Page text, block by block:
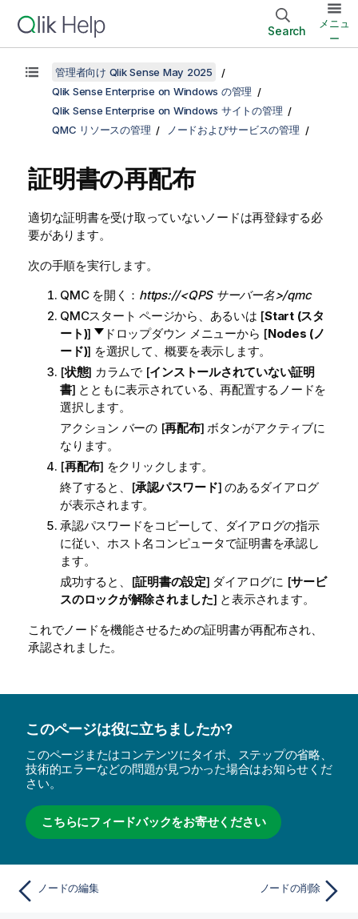
Search
メニュ
ー
管理者向け Qlik Sense May 2025
Qlik Sense Enterprise on Windows の管理
Qlik Sense Enterprise on Windows サイトの管理
QMC リソースの管理
ノードおよびサービスの管理
証明書の再配布
適切な証明書を受け取っていないノードは再登録する必
要があります。
次の手順を実行します。
QMCを開く： https://<QPS サーバー名>/qmc
QMCスタート ページから、あるいは [Start (スタ
ート)] ドロップダウン メニューから [Nodes (ノ
ード)] を選択して、概要を表示します。
[状態] カラムで [インストールされていない証明
書] とともに表示されている、再配置するノードを
選択します。
アクション バーの [再配布] ボタンがアクティブに
なります。
[再配布] をクリックします。
終了すると、[承認パスワード] のあるダイアログ
が表示されます。
承認パスワードをコピーして、ダイアログの指示
に従い、ホスト名コンピュータで証明書を承認し
ます。
成功すると、[証明書の設定] ダイアログに [サービ
スのロックが解除されました] と表示されます。
これでノードを機能させるための証明書が再配布され、
承認されました。
このページは役に立ちましたか?
このページまたはコンテンツにタイポ、ステップの省略、
技術的エラーなどの問題が見つかった場合はお知らせくだ
さい。
こちらにフィードバックをお寄せください
ノードの編集 ノードの削除